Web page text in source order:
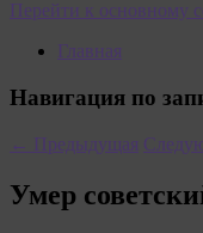
Перейти к основному
Главная
Навигация по
← Предыдущая
Умер